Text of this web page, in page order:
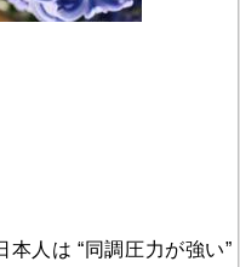
は “同調圧力が強い”